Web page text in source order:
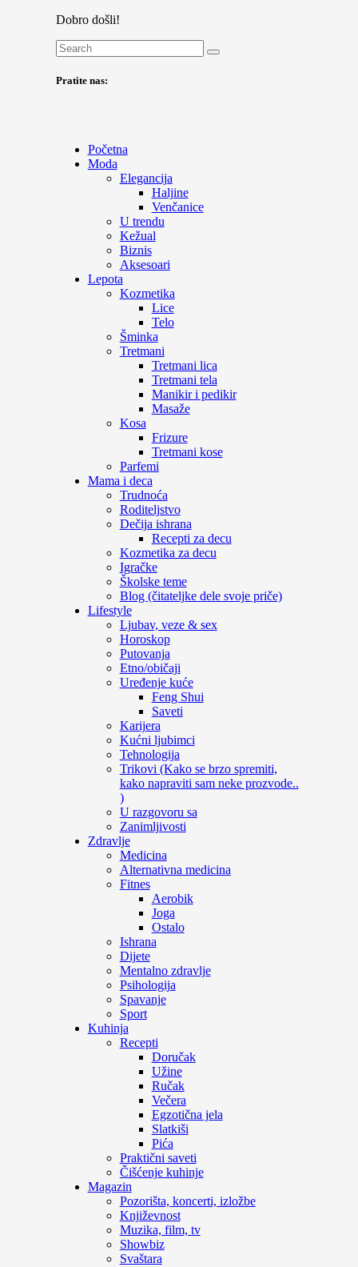
Dobro došli!
Pratite nas:
Početna
Moda
Elegancija
Haljine
Venčanice
U trendu
Kežual
Biznis
Aksesoari
Lepota
Kozmetika
Lice
Telo
Šminka
Tretmani
Tretmani lica
Tretmani tela
Manikir i pedikir
Masaže
Kosa
Frizure
Tretmani kose
Parfemi
Mama i deca
Trudnoća
Roditeljstvo
Dečija ishrana
Recepti za decu
Kozmetika za decu
Igračke
Školske teme
Blog (čitateljke dele svoje priče)
Lifestyle
Ljubav, veze & sex
Horoskop
Putovanja
Etno/običaji
Uređenje kuće
Feng Shui
Saveti
Karijera
Kućni ljubimci
Tehnologija
Trikovi (Kako se brzo spremiti,
kako napraviti sam neke prozvode..
)
U razgovoru sa
Zanimljivosti
Zdravlje
Medicina
Alternativna medicina
Fitnes
Aerobik
Joga
Ostalo
Ishrana
Dijete
Mentalno zdravlje
Psihologija
Spavanje
Sport
Kuhinja
Recepti
Doručak
Užine
Ručak
Večera
Egzotična jela
Slatkiši
Pića
Praktični saveti
Čišćenje kuhinje
Magazin
Pozorišta, koncerti, izložbe
Književnost
Muzika, film, tv
Showbiz
Svaštara